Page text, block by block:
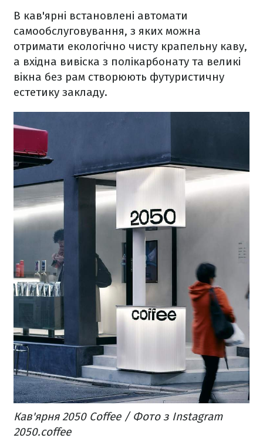
В кав'ярні встановлені автомати
самообслуговування, з яких можна
отримати екологічно чисту крапельну каву,
а вхідна вивіска з полікарбонату та великі
вікна без рам створюють футуристичну
естетику закладу.
Кав'ярня 2050 Coffee / Фото з Instagram
2050.coffee